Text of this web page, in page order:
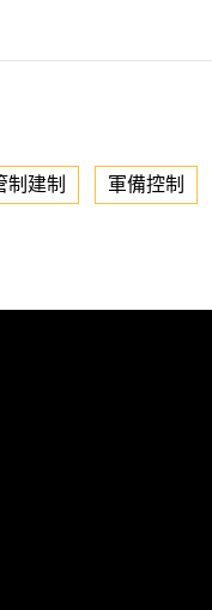
制建制 軍備控制